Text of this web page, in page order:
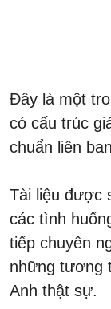
Đây là một
có cấu trúc
chuẩn liên
Tài liệu được
các tình
tiếp chuyên
những tương
Anh thật sự.